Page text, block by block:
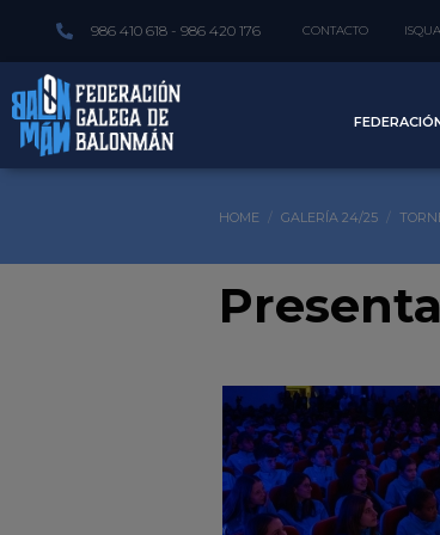
986 410 618 - 986 420 176 CONTACTO
HOME GALERÍA 24/25